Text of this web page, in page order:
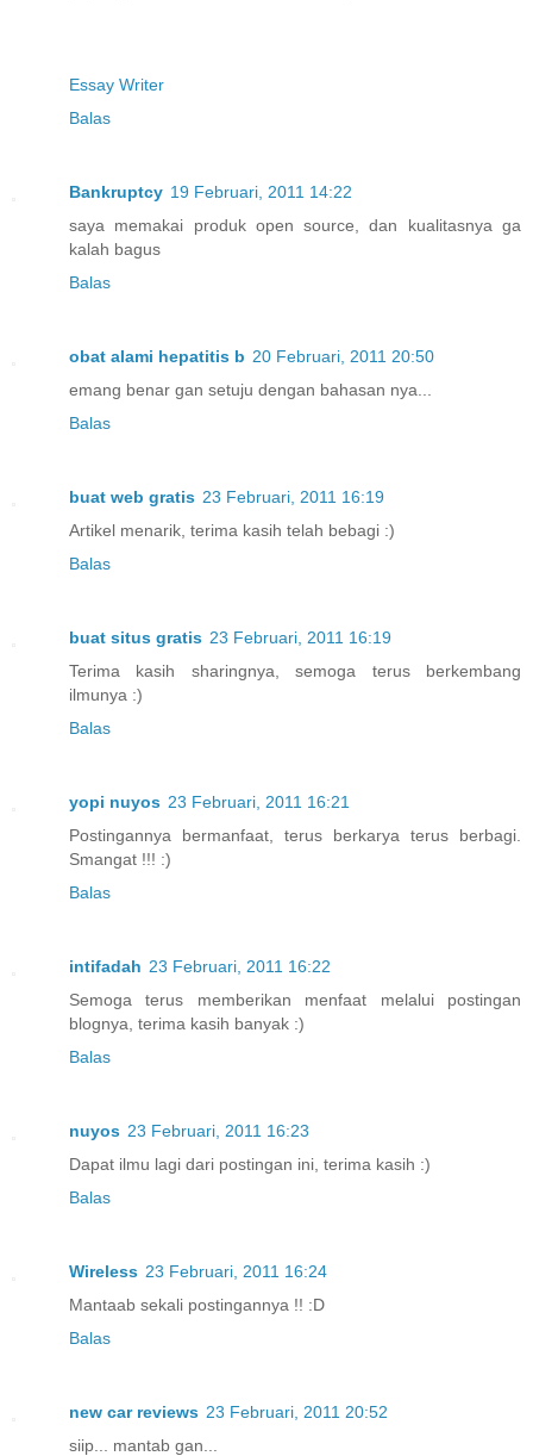
Essay Writer
Balas
Bankruptcy 19 Februari, 2011 14:22
saya memakai produk open source, dan kualitasnya ga
kalah bagus
Balas
obat alami hepatitis b 20 Februari, 2011 20:50
emang benar gan setuju dengan bahasan nya...
Balas
buat web gratis 23 Februari, 2011 16:19
Artikel menarik, terima kasih telah bebagi :)
Balas
buat situs gratis 23 Februari, 2011 16:19
Terima kasih sharingnya, semoga terus berkembang
ilmunya :)
Balas
yopi nuyos 23 Februari, 2011 16:21
Postingannya bermanfaat, terus berkarya terus berbagi.
Smangat !!! :)
Balas
intifadah 23 Februari, 2011 16:22
Semoga terus memberikan menfaat melalui postingan
blognya, terima kasih banyak :)
Balas
nuyos 23 Februari, 2011 16:23
Dapat ilmu lagi dari postingan ini, terima kasih :)
Balas
Wireless 23 Februari, 2011 16:24
Mantaab sekali postingannya !! :D
Balas
new car reviews 23 Februari, 2011 20:52
siip... mantab gan...